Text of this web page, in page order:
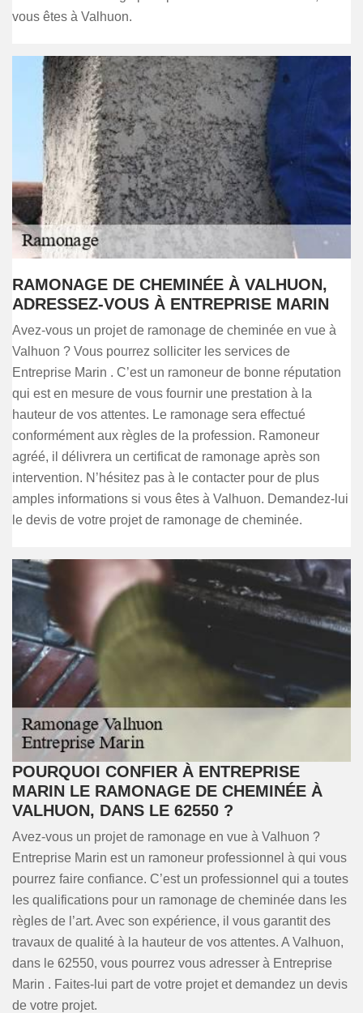
vous êtes à Valhuon.
RAMONAGE DE CHEMINÉE À VALHUON,
ADRESSEZ-VOUS À ENTREPRISE MARIN
Avez-vous un projet de ramonage de cheminée en vue à
Valhuon ? Vous pourrez solliciter les services de
Entreprise Marin . C’est un ramoneur de bonne réputation
qui est en mesure de vous fournir une prestation à la
hauteur de vos attentes. Le ramonage sera effectué
conformément aux règles de la profession. Ramoneur
agréé, il délivrera un certificat de ramonage après son
intervention. N’hésitez pas à le contacter pour de plus
amples informations si vous êtes à Valhuon. Demandez-lui
le devis de votre projet de ramonage de cheminée.
POURQUOI CONFIER À ENTREPRISE
MARIN LE RAMONAGE DE CHEMINÉE À
VALHUON, DANS LE 62550 ?
Avez-vous un projet de ramonage en vue à Valhuon ?
Entreprise Marin est un ramoneur professionnel à qui vous
pourrez faire confiance. C’est un professionnel qui a toutes
les qualifications pour un ramonage de cheminée dans les
règles de l’art. Avec son expérience, il vous garantit des
travaux de qualité à la hauteur de vos attentes. A Valhuon,
dans le 62550, vous pourrez vous adresser à Entreprise
Marin . Faites-lui part de votre projet et demandez un devis
de votre projet.